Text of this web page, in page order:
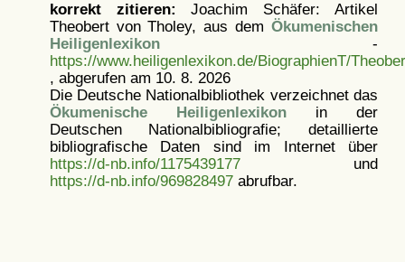
korrekt zitieren: Joachim Schäfer: Artikel
Theobert von Tholey, aus dem Ökumenischen
Heiligenlexikon-
https://www.heiligenlexikon.de/BiographienT/
, abgerufen am 10. 8. 2026
Die Deutsche Nationalbibliothek verzeichnet das
Ökumenische Heiligenlexikonin der
Deutschen Nationalbibliografie; detaillierte
bibliografische Daten sind im Internet über
https://d-nb.info/1175439177und
https://d-nb.info/969828497abrufbar.